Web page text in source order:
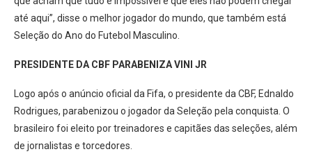
até aqui”, disse o melhor jogador do mundo, que também está
Seleção do Ano do Futebol Masculino.
PRESIDENTE DA CBF PARABENIZA VINI JR
Logo após o anúncio oficial da Fifa, o presidente da CBF, Ednaldo
Rodrigues, parabenizou o jogador da Seleção pela conquista. O
brasileiro foi eleito por treinadores e capitães das seleções, além
de jornalistas e torcedores.